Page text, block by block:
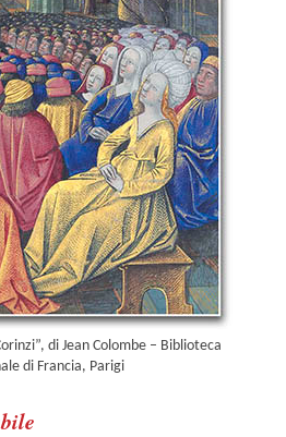
di Jean Colombe – Biblioteca
di Francia, Parigi